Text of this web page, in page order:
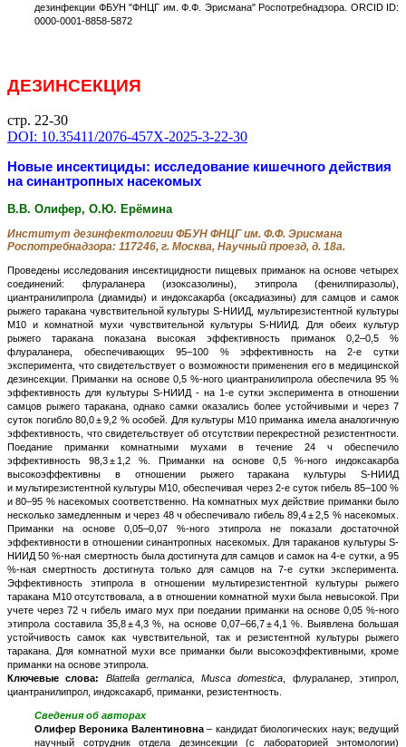
дезинфекции ФБУН "ФНЦГ им. Ф.Ф. Эрисмана" Роспотребнадзора. ORCID ID:
0000-0001-8858-5872
ДЕЗИНСЕКЦИЯ
стр. 22-30
DOI: 10.35411/2076-457X-2025-3-22-30
Новые инсектициды: исследование кишечного действия
на синантропных насекомых
В.В. Олифер, О.Ю. Ерёмина
Институт дезинфектологии ФБУН ФНЦГ им. Ф.Ф. Эрисмана
Роспотребнадзора: 117246, г. Москва, Научный проезд, д. 18а.
Проведены исследования инсектицидности пищевых приманок на основе четырех
соединений: флураланера (изоксазолины), этипрола (фенилпиразолы),
циантранилипрола (диамиды) и индоксакарба (оксадиазины) для самцов и самок
рыжего таракана чувствительной культуры S-НИИД, мультирезистентной культуры
М10 и комнатной мухи чувствительной культуры S-НИИД. Для обеих культур
рыжего таракана показана высокая эффективность приманок 0,2–0,5 %
флураланера, обеспечивающих 95–100 % эффективность на 2-е сутки
эксперимента, что свидетельствует о возможности применения его в медицинской
дезинсекции. Приманки на основе 0,5 %-ного циантранилипрола обеспечила 95 %
эффективность для культуры S-НИИД - на 1-е сутки эксперимента в отношении
самцов рыжего таракана, однако самки оказались более устойчивыми и через 7
суток погибло 80,0 ± 9,2 % особей. Для культуры М10 приманка имела аналогичную
эффективность, что свидетельствует об отсутствии перекрестной резистентности.
Поедание приманки комнатными мухами в течение 24 ч обеспечило
эффективность 98,3 ± 1,2 %. Приманки на основе 0,5 %-ного индоксакарба
высокоэффективны в отношении рыжего таракана культуры S-НИИД
и мультирезистентной культуры М10, обеспечивая через 2-е суток гибель 85–100 %
и 80–95 % насекомых соответственно. На комнатных мух действие приманки было
несколько замедленным и через 48 ч обеспечивало гибель 89,4 ± 2,5 % насекомых.
Приманки на основе 0,05–0,07 %-ного этипрола не показали достаточной
эффективности в отношении синантропных насекомых. Для тараканов культуры S-
НИИД 50 %-ная смертность была достигнута для самцов и самок на 4-е сутки, а 95
%-ная смертность достигнута только для самцов на 7-е сутки эксперимента.
Эффективность этипрола в отношении мультирезистентной культуры рыжего
таракана М10 отсутствовала, а в отношении комнатной мухи была невысокой. При
учете через 72 ч гибель имаго мух при поедании приманки на основе 0,05 %-ного
этипрола составила 35,8 ± 4,3 %, на основе 0,07–66,7 ± 4,1 %. Выявлена большая
устойчивость самок как чувствительной, так и резистентной культуры рыжего
таракана. Для комнатной мухи все приманки были высокоэффективными, кроме
приманки на основе этипрола.
Ключевые слова:
Blattella germanica, Musca domestica , флураланер, этипрол,
циантранилипрол, индоксакарб, приманки, резистентность.
Сведения об авторах
Олифер Вероника Валентиновна– кандидат биологических наук; ведущий
научный сотрудник отдела дезинсекции (с лабораторией энтомологии)